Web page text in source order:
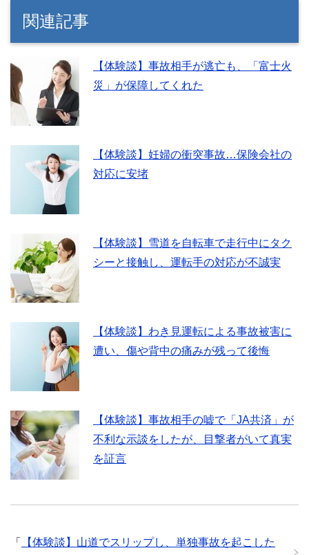
関連記事
【体験談】事故相手が逃亡も、「富士火
災」が保障してくれた
【体験談】妊婦の衝突事故…保険会社の
対応に安堵
【体験談】雪道を自転車で走行中にタク
シーと接触し、運転手の対応が不誠実
【体験談】わき見運転による事故被害に
遭い、傷や背中の痛みが残って後悔
【体験談】事故相手の嘘で「JA共済」が
不利な示談をしたが、目撃者がいて真実
を証言
「
【体験談】山道でスリップし、単独事故を起こした